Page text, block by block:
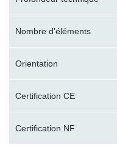
Nombre d'éléments
Orientation
Certification CE
Certification NF